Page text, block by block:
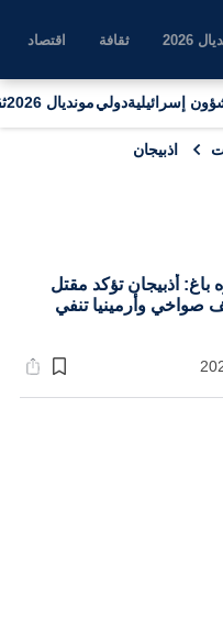
2026 ثقافة اقتصاد
إسرائيليةدوليمونديال 2026
اذبيجان
باغ: أذبيجان تؤكد مقتل